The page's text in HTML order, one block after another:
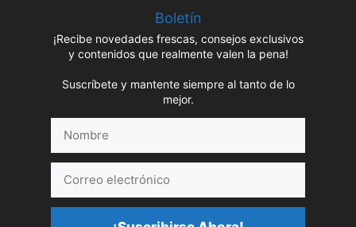
Boletín
¡Recibe novedades frescas, consejos exclusivos
y contenidos que realmente valen la pena!
Suscríbete y mantente siempre al tanto de lo
mejor.
electrónico